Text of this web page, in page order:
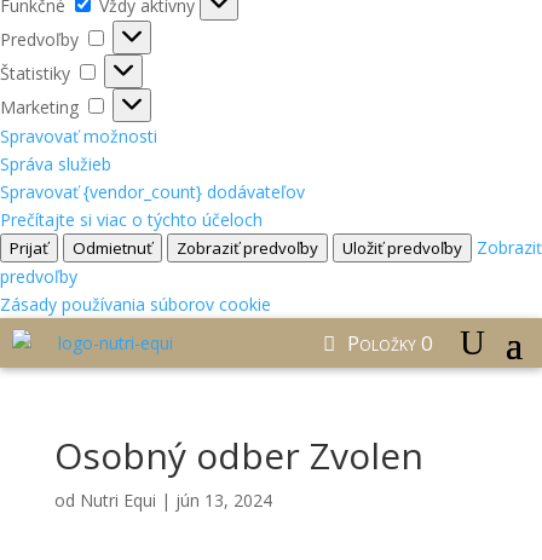
Funkčné
Vždy aktívny
Predvoľby
Predvoľby
Štatistiky
Štatistiky
Marketing
Marketing
Spravovať možnosti
Správa služieb
Spravovať {vendor_count} dodávateľov
Prečítajte si viac o týchto účeloch
Prijať Odmietnuť Zobraziť predvoľby Uložiť predvoľby
Zobraziť
predvoľby
Zásady používania súborov cookie
Položky 0
Osobný odber Zvolen
od Nutri Equi | jún 13, 2024